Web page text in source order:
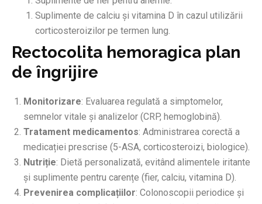
Suplimente de calciu și vitamina D în cazul utilizării
corticosteroizilor pe termen lung.
Rectocolita hemoragica plan
de îngrijire
Monitorizare: Evaluarea regulată a simptomelor,
semnelor vitale și analizelor (CRP, hemoglobină).
Tratament medicamentos: Administrarea corectă a
medicației prescrise (5-ASA, corticosteroizi, biologice).
Nutriție: Dietă personalizată, evitând alimentele iritante
și suplimente pentru carențe (fier, calciu, vitamina D).
Prevenirea complicațiilor: Colonoscopii periodice și